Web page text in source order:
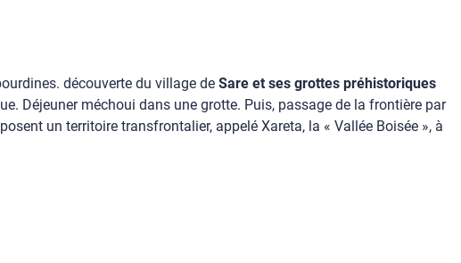
découverte du village de Sare et ses grottes préhistoriques
Déjeuner méchoui dans une grotte. Puis, passage de la frontière par
un territoire transfrontalier, appelé Xareta, la « Vallée Boisée », à